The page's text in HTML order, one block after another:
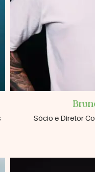
Sócio e Diretor